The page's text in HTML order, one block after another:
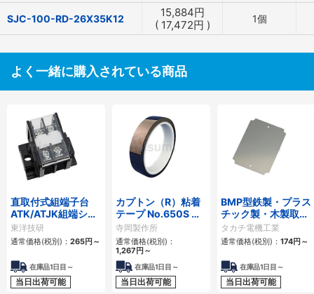
SJC-100-RD-26X35K12 15,884円
( 17,472円 ) 1個
よく一緒に購入されている商品
直取付式組端子台
ATK/ATJK組端シリ
ーズ
東洋技研
通常価格(税別)： 265円～
在庫品1日目～
当日出荷可能
カプトン（R）粘着
テープ No.650S 長
さ20m
寺岡製作所
通常価格(税別)：
1,267円～
在庫品1日目～
当日出荷可能
BMP型鉄製・プラス
チック製・木製取付
ベース
タカチ電機工業
通常価格(税別)： 174円～
在庫品1日目～
当日出荷可能